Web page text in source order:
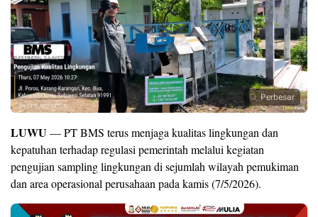
Perbesar
LUWU— PT BMS terus menjaga kualitas lingkungan dan
kepatuhan terhadap regulasi pemerintah melalui kegiatan
pengujian sampling lingkungan di sejumlah wilayah pemukiman
dan area operasional perusahaan pada kamis (7/5/2026).